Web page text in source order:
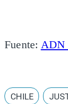
Fuente: ADN
CHILE